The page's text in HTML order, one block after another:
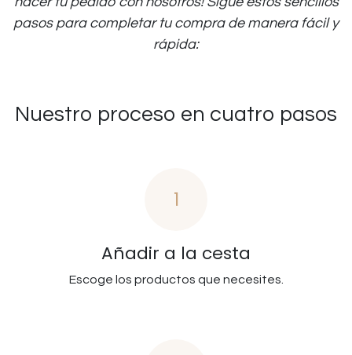
pasos para completar tu compra de manera fácil y
rápida:
Nuestro proceso en cuatro pasos
1
Añadir a la cesta
Escoge los productos que necesites.